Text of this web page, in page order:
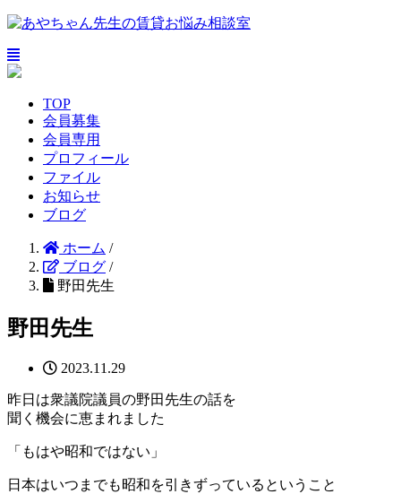
TOP
会員募集
会員専用
プロフィール
ファイル
お知らせ
ブログ
ホーム /
ブログ /
野田先生
野田先生
2023.11.29
昨日は衆議院議員の野田先生の話を
聞く機会に恵まれました
「もはや昭和ではない」
日本はいつまでも昭和を引きずっているということ